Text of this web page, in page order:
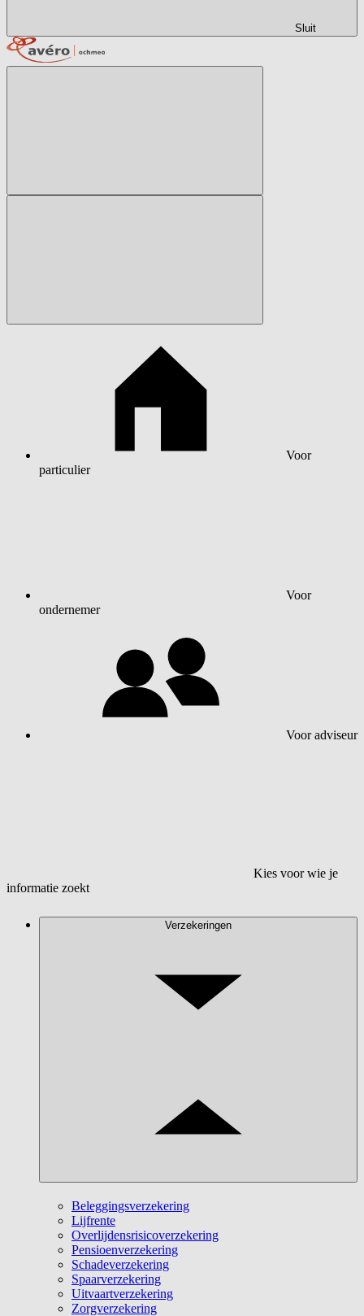
Sluit
Voor
particulier
Voor
ondernemer
Voor adviseur
Kies voor wie je
informatie zoekt
Verzekeringen
Beleggingsverzekering
Lijfrente
Overlijdensrisicoverzekering
Pensioenverzekering
Schadeverzekering
Spaarverzekering
Uitvaartverzekering
Zorgverzekering